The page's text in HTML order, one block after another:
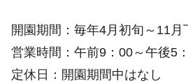
開園期間：毎年4月初旬～11月
営業時間：午前9：00～午後5
定休日：開園期間中はなし